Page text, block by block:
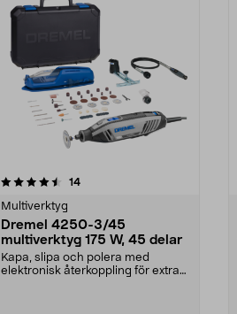
14recensioner
Multiverktyg
Dremel 4250-3/45
multiverktyg 175 W, 45 delar
Kapa, slipa och polera med
elektronisk återkoppling för extra
4.5av 5 stjärnor